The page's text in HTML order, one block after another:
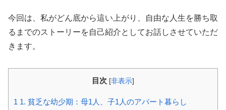
今回は、私がどん底から這い上がり、自由な人生を勝ち取
るまでのストーリーを自己紹介としてお話しさせていただ
きます。
目次 [非表示]
1 1. 貧乏な幼少期：母1人、子1人のアパート暮らし